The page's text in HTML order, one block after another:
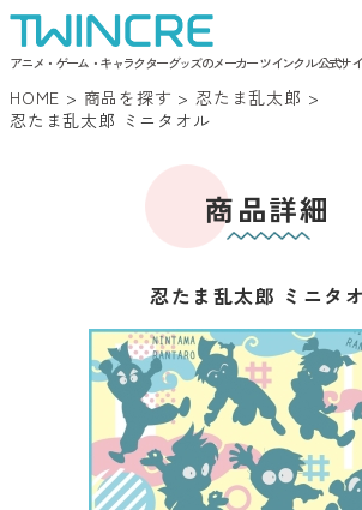
アニメ・ゲーム・キャラクターグッズのメーカー ツインクル 公式サ
HOME > 商品を探す >忍たま乱太郎 >
忍たま乱太郎 ミニタオル
商品詳細
忍たま乱太郎 ミニタ